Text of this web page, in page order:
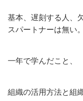
基本、遅刻する人、
スパートナーは無い。
一年で学んだこと、
組織の活用方法と組